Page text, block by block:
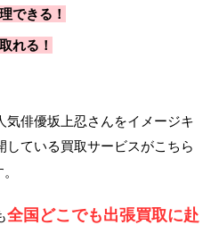
できる！
れる！
気俳優坂上忍さんをイメージキ
している買取サービスがこちら
全国どこでも出張買取に赴